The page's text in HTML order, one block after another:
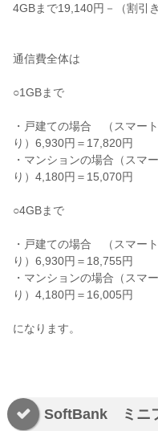
4GBまで19,140円－（割引
通信費全体は
○1GBまで
・戸建ての場合 （スマー
り）6,930円＝17,820円
・マンションの場合（スマ
り）4,180円＝15,070円
○4GBまで
・戸建ての場合 （スマー
り）6,930円＝18,755円
・マンションの場合（スマ
り）4,180円＝16,005円
になります。
SoftBank ミニ